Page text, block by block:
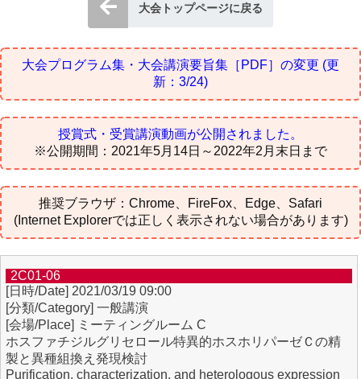
大会トップページに戻る
大会プログラム集・大会講演要旨集［PDF］の変更 (更
新：3/24)
授賞式・受賞講演動画が公開されました。
※公開期間：2021年5月14日～2022年2月末日まで
推奨ブラウザ：Chrome、FireFox、Edge、Safari
(Internet Explorerでは正しく表示されない場合があります)
2C01-06
2021/03/19 09:00
一般講演
ミーティングルーム C
ホスファチジルグリセロール特異的ホスホリパーゼＣの精
製と異種組換え発現検討
Purification, characterization, and heterologous expression